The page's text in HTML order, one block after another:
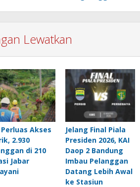
Lewatkan
Perluas Akses
2.930
di 210
Jabar
Jelang Final Piala
Presiden 2026, KAI
Daop 2 Bandung
Imbau Pelanggan
Datang Lebih Awal
ke Stasiun